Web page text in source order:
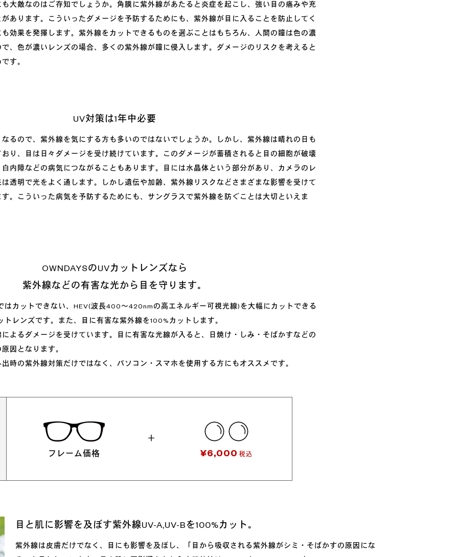
大敵なのはご存知でしょうか。角膜に紫外線があたると炎症を起こし、強い目の痛みや充
あります。こういったダメージを予防するためにも、紫外線が目に入ることを防止してく
効果を発揮します。紫外線をカットできるものを選ぶことはもちろん、人間の瞳は色の濃
、色が濃いレンズの場合、多くの紫外線が瞳に侵入します。ダメージのリスクを考えると
す。
UV対策は1年中必要
るので、紫外線を気にする方も多いのではないでしょうか。しかし、紫外線は晴れの日も
り、目は日々ダメージを受け続けています。このダメージが蓄積されると目の細胞が破壊
内障などの病気につながることもあります。目には水晶体という部分があり、カメラのレ
透明で光をよく通します。しかし遺伝や加齢、紫外線リスクなどさまざまな影響を受けて
。こういった病気を予防するためにも、サングラスで紫外線を防ぐことは大切といえま
OWNDAYSのUVカットレンズなら
紫外線などの有害な光から目を守ります。
はカットできない、HEV(波長400～420nmの高エネルギー可視光線)を大幅にカットできる
トレンズです。また、目に有害な紫外線を100%カットします。
よるダメージを受けています。目に有害な光線が入ると、日焼け・しみ・そばかすなどの
因となります。
時の紫外線対策だけではなく、パソコン・スマホを使用する方にもオススメです。
フレーム価格
＋
¥6,000 税込
目と肌に影響を及ぼす紫外線UV-A,UV-Bを100%カット。
紫外線は皮膚だけでなく、目にも影響を及ぼし、「目から吸収される紫外線がシミ・そばかすの原因にな